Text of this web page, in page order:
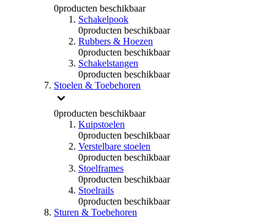
0producten beschikbaar
Schakelpook
0producten beschikbaar
Rubbers & Hoezen
0producten beschikbaar
Schakelstangen
0producten beschikbaar
Stoelen & Toebehoren
0producten beschikbaar
Kuipstoelen
0producten beschikbaar
Verstelbare stoelen
0producten beschikbaar
Stoelframes
0producten beschikbaar
Stoelrails
0producten beschikbaar
Sturen & Toebehoren